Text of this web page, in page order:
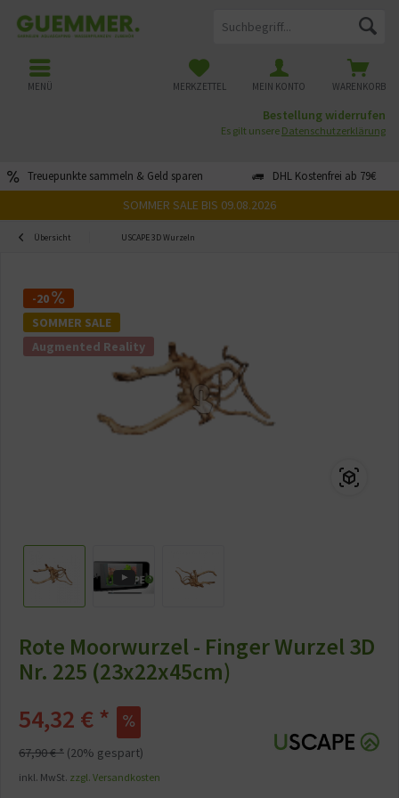
Treuepunkte sammeln & Geld sparen DHL Kostenfrei ab 79€
WARENKORB
MERKZETTEL MEIN KONTO
MENÜ
Bestellung widerrufen
Es gilt unsere Datenschutzerklärung
SOMMER SALE BIS 09.08.2026
Übersicht USCAPE 3D Wurzeln
-20
SOMMER SALE
Augmented Reality
Rote Moorwurzel - Finger Wurzel 3D
Nr. 225 (23x22x45cm)
54,32 € *
67,90 € * (20% gespart)
inkl. MwSt. zzgl. Versandkosten